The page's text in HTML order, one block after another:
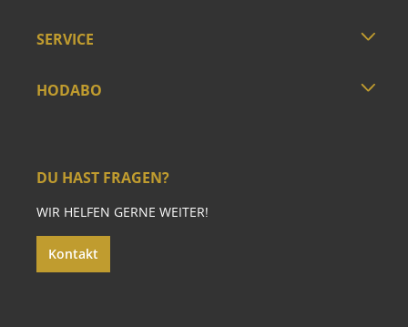
SERVICE
HODABO
DU HAST FRAGEN?
WIR HELFEN GERNE WEITER!
Kontakt